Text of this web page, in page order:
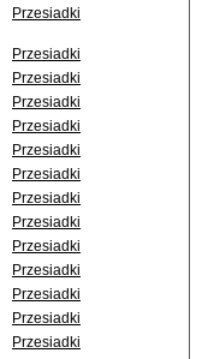
Przesiadki
Przesiadki
Przesiadki
Przesiadki
Przesiadki
Przesiadki
Przesiadki
Przesiadki
Przesiadki
Przesiadki
Przesiadki
Przesiadki
Przesiadki
Przesiadki